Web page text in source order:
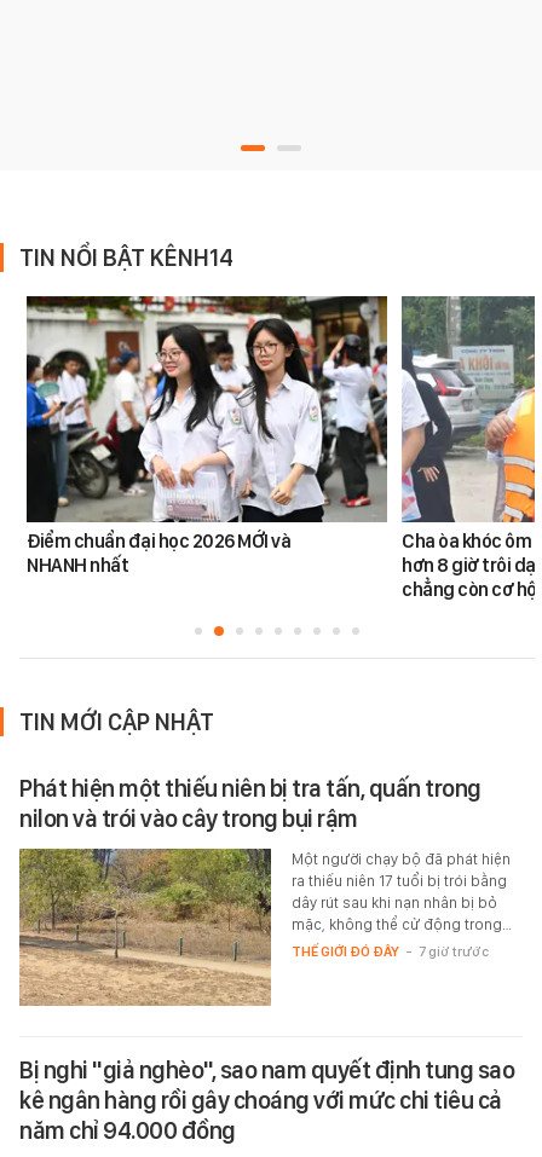
TIN NỔI BẬT KÊNH14
Điểm chuẩn đại học 2026 MỚI và
NHANH nhất
Cha òa khóc ôm
hơn 8 giờ trôi
chẳng còn cơ
TIN MỚI CẬP NHẬT
Phát hiện một thiếu niên bị tra tấn, quấn trong
nilon và trói vào cây trong bụi rậm
Một người chạy bộ đã phát hiện
ra thiếu niên 17 tuổi bị trói bằng
dây rút sau khi nạn nhân bị bỏ
mặc, không thể cử động trong…
THẾ GIỚI ĐÓ ĐÂY - 7 giờ trước
Bị nghi "giả nghèo", sao nam quyết định tung sao
kê ngân hàng rồi gây choáng với mức chi tiêu cả
năm chỉ 94.000 đồng